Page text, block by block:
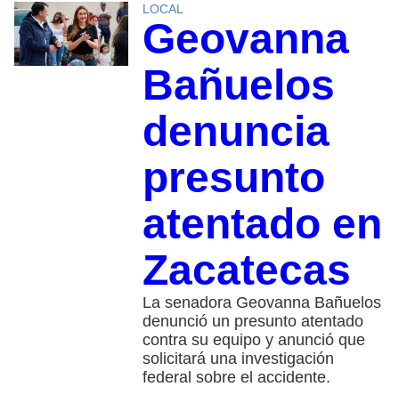
LOCAL
Geovanna
Bañuelos
denuncia
presunto
atentado en
Zacatecas
La senadora Geovanna Bañuelos
denunció un presunto atentado
contra su equipo y anunció que
solicitará una investigación
federal sobre el accidente.